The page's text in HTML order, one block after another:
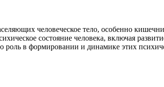
человеческое тело, особенно
состояние человека, включая
в формировании и динамике этих